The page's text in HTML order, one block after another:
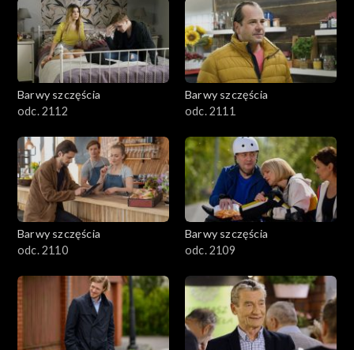
Barwy szczęścia
odc. 2112
Barwy szczęścia
odc. 2111
Barwy szczęścia
odc. 2110
Barwy szczęścia
odc. 2109